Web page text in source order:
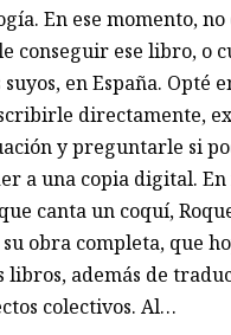
En ese momento,
conseguir ese libro, o
suyos, en España. Opté
directamente,
y preguntarle si
a una copia digital. En
canta un coquí,
obra completa, que
libros, además de
colectivos. Al…